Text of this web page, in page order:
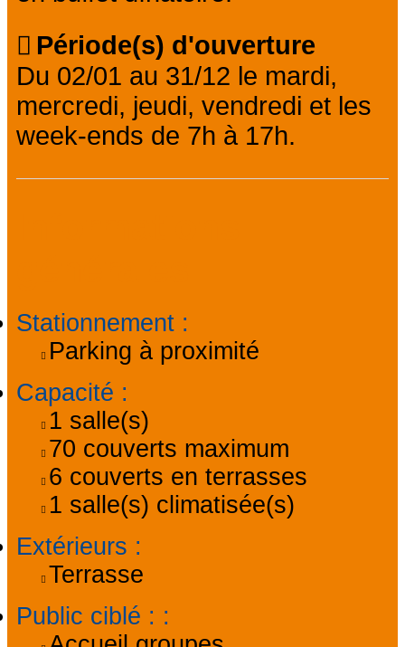
Période(s) d'ouverture
Du 02/01 au 31/12 le mardi,
mercredi, jeudi, vendredi et les
week-ends de 7h à 17h.
Stationnement :
Parking à proximité
Capacité :
1 salle(s)
70 couverts maximum
6 couverts en terrasses
1 salle(s) climatisée(s)
Extérieurs :
Terrasse
Public ciblé : :